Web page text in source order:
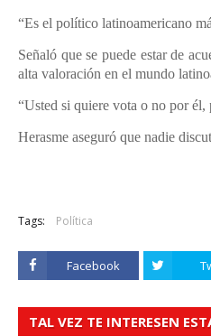
“Es el político latinoamericano
Señaló que se puede estar de
alta valoración en el mundo
“Usted si quiere vota o no por
Herasme aseguró que nadie
Tags: Política
Facebook
TAL VEZ TE INTERESEN